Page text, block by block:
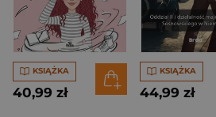
KSIĄŻKA
40,99 zł
KSIĄŻKA
44,99 zł